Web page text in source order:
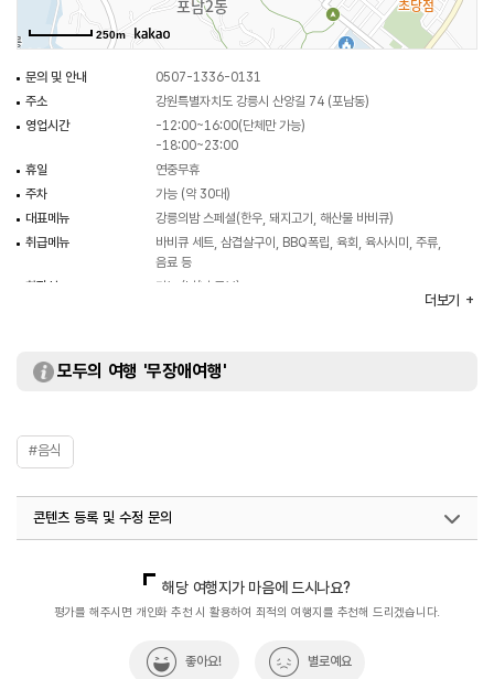
250m
문의 및 안내
0507-1336-0131
주소
강원특별자치도 강릉시 산양길 74 (포남동)
영업시간
-12:00~16:00(단체만 가능)
-18:00~23:00
휴일
연중무휴
주차
가능 (약 30대)
대표메뉴
강릉의밤 스페셜(한우, 돼지고기, 해산물 바비큐)
취급메뉴
바비큐 세트, 삼겹살구이, BBQ폭립, 육회, 육사시미, 주류,
음료 등
화장실
가능 (남/녀 구분)
더보기
모두의 여행 '무장애여행'
#음식
콘텐츠 등록 및 수정 문의
해당 여행지가 마음에 드시나요?
평가를 해주시면 개인화 추천 시 활용하여 최적의 여행지를 추천해 드리겠습니다.
좋아요! 별로예요